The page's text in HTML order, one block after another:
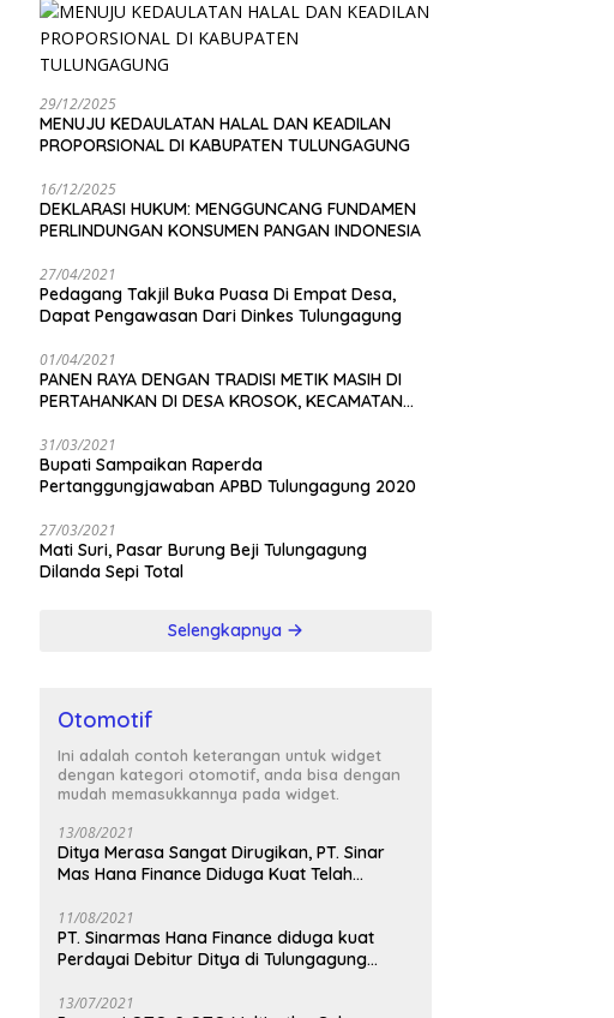
29/12/2025
MENUJU KEDAULATAN HALAL DAN KEADILAN
PROPORSIONAL DI KABUPATEN TULUNGAGUNG
16/12/2025
DEKLARASI HUKUM: MENGGUNCANG FUNDAMEN
PERLINDUNGAN KONSUMEN PANGAN INDONESIA
27/04/2021
Pedagang Takjil Buka Puasa Di Empat Desa,
Dapat Pengawasan Dari Dinkes Tulungagung
01/04/2021
PANEN RAYA DENGAN TRADISI METIK MASIH DI
PERTAHANKAN DI DESA KROSOK, KECAMATAN
31/03/2021
Bupati Sampaikan Raperda
Pertanggungjawaban APBD Tulungagung 2020
27/03/2021
Mati Suri, Pasar Burung Beji Tulungagung
Dilanda Sepi Total
Selengkapnya
Otomotif
Ini adalah contoh keterangan untuk widget
dengan kategori otomotif, anda bisa dengan
mudah memasukkannya pada widget.
13/08/2021
Ditya Merasa Sangat Dirugikan, PT. Sinar
Mas Hana Finance Diduga Kuat Telah
11/08/2021
PT. Sinarmas Hana Finance diduga kuat
Perdayai Debitur Ditya di Tulungagung
13/07/2021